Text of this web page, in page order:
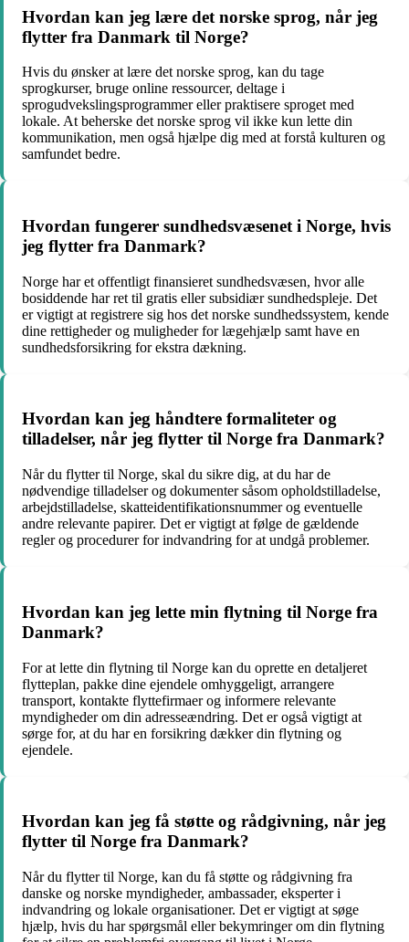
Hvordan kan jeg lære det norske sprog, når jeg
flytter fra Danmark til Norge?
Hvis du ønsker at lære det norske sprog, kan du tage
sprogkurser, bruge online ressourcer, deltage i
sprogudvekslingsprogrammer eller praktisere sproget med
lokale. At beherske det norske sprog vil ikke kun lette din
kommunikation, men også hjælpe dig med at forstå kulturen og
samfundet bedre.
Hvordan fungerer sundhedsvæsenet i Norge, hvis
jeg flytter fra Danmark?
Norge har et offentligt finansieret sundhedsvæsen, hvor alle
bosiddende har ret til gratis eller subsidiær sundhedspleje. Det
er vigtigt at registrere sig hos det norske sundhedssystem, kende
dine rettigheder og muligheder for lægehjælp samt have en
sundhedsforsikring for ekstra dækning.
Hvordan kan jeg håndtere formaliteter og
tilladelser, når jeg flytter til Norge fra Danmark?
Når du flytter til Norge, skal du sikre dig, at du har de
nødvendige tilladelser og dokumenter såsom opholdstilladelse,
arbejdstilladelse, skatteidentifikationsnummer og eventuelle
andre relevante papirer. Det er vigtigt at følge de gældende
regler og procedurer for indvandring for at undgå problemer.
Hvordan kan jeg lette min flytning til Norge fra
Danmark?
For at lette din flytning til Norge kan du oprette en detaljeret
flytteplan, pakke dine ejendele omhyggeligt, arrangere
transport, kontakte flyttefirmaer og informere relevante
myndigheder om din adresseændring. Det er også vigtigt at
sørge for, at du har en forsikring dækker din flytning og
ejendele.
Hvordan kan jeg få støtte og rådgivning, når jeg
flytter til Norge fra Danmark?
Når du flytter til Norge, kan du få støtte og rådgivning fra
danske og norske myndigheder, ambassader, eksperter i
indvandring og lokale organisationer. Det er vigtigt at søge
hjælp, hvis du har spørgsmål eller bekymringer om din flytning